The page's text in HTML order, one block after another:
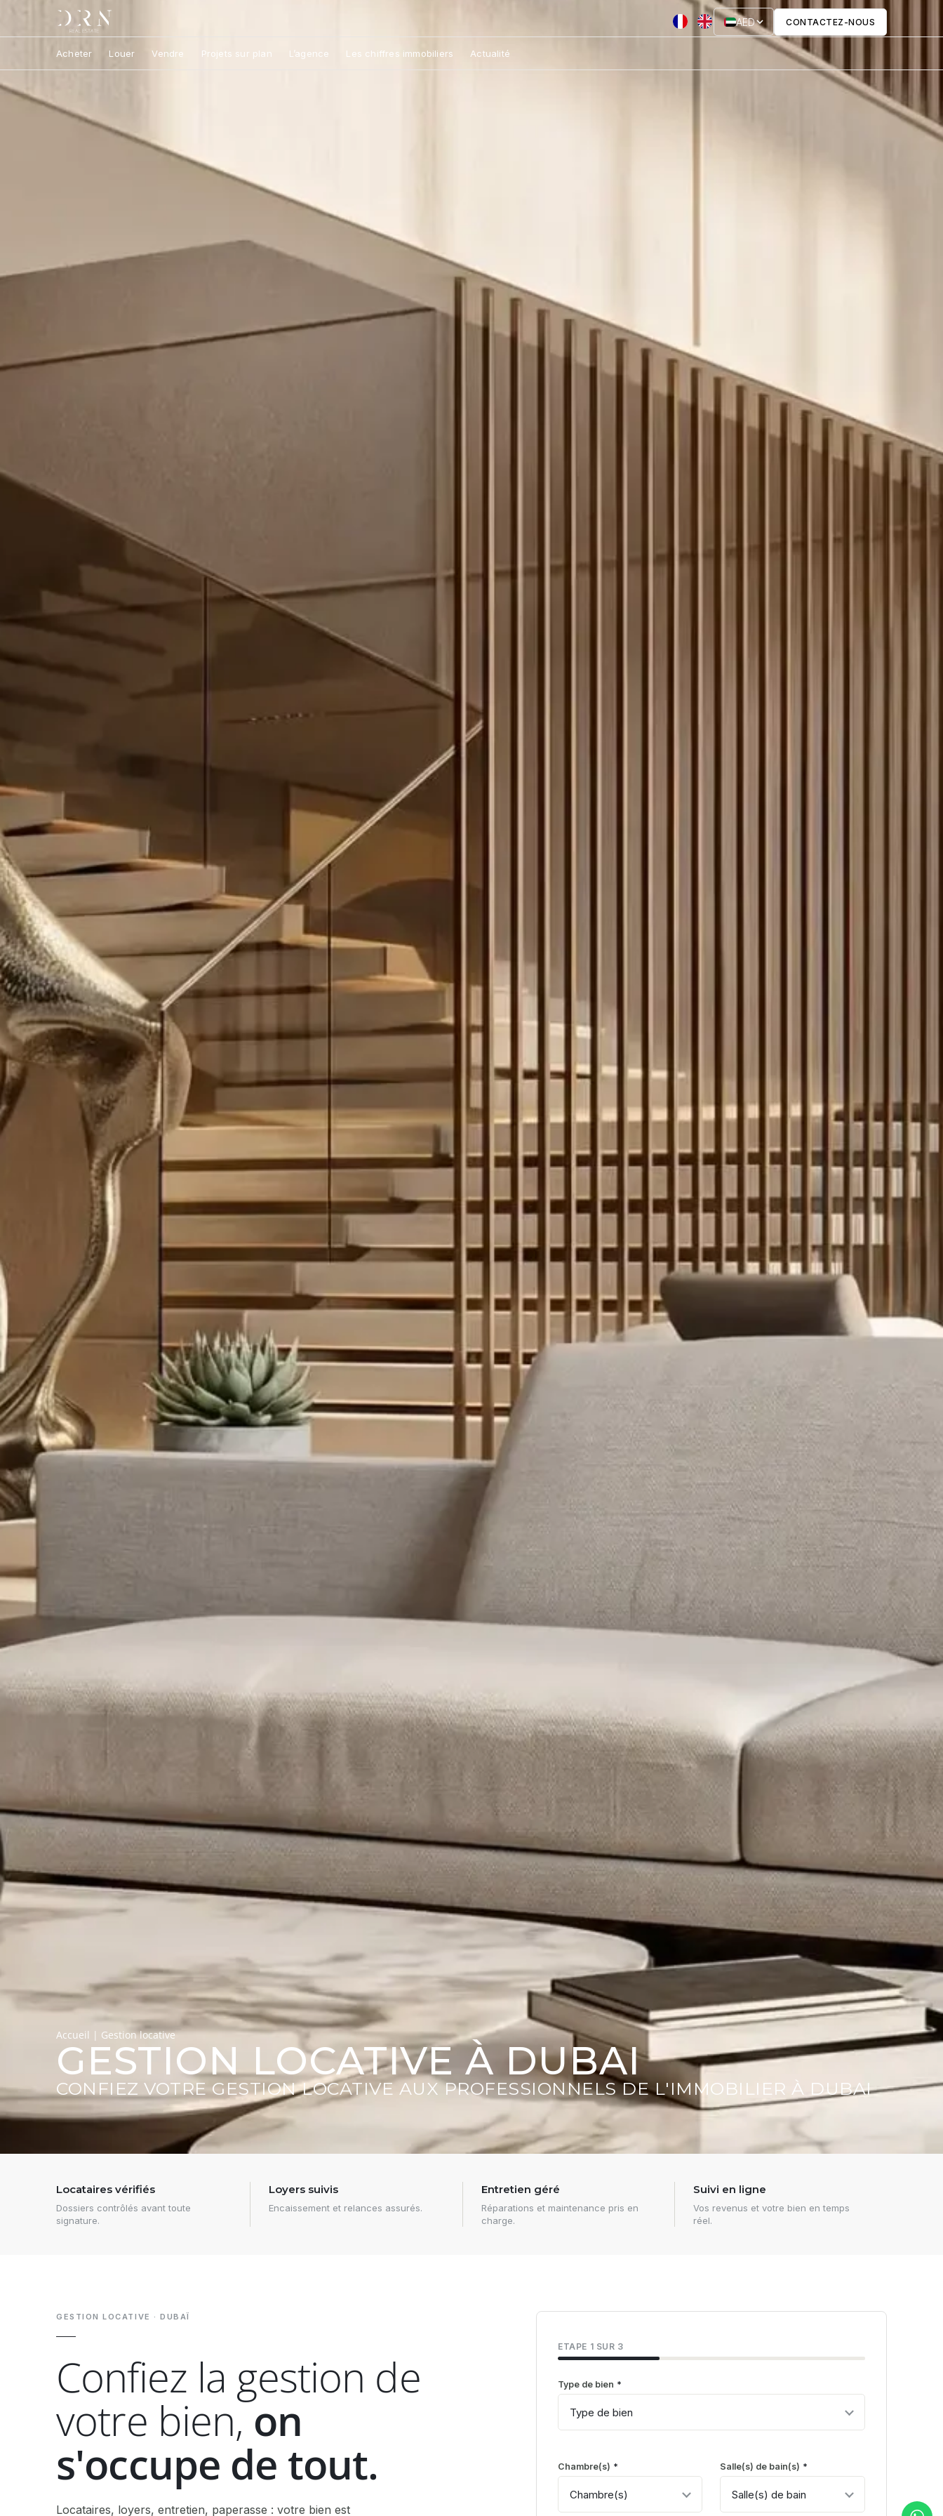
AED CONTACTEZ-NOUS
Acheter Louer Vendre Projets sur plan L’agence Les chiffres immobiliers Actualité
Accueil | Gestion locative
GESTION LOCATIVE À DUBAI
CONFIEZ VOTRE GESTION LOCATIVE AUX PROFESSIONNELS DE L'IMMOBILIER À DUBAI
Locataires vérifiés
Dossiers contrôlés avant toute
signature.
Loyers suivis
Encaissement et relances assurés.
Entretien géré
Réparations et maintenance pris en
charge.
Suivi en ligne
Vos revenus et votre bien en temps
réel.
GESTION LOCATIVE · DUBAÏ
Confiez la gestion de
votre bien,on
s'occupe de tout.
Locataires, loyers, entretien, paperasse : votre bien est
ÉTAPE 1 SUR 3
Type de bien *
Chambre(s) * Salle(s) de bain(s) *
Quartier *
Adresse de la location
lastname *
E-mail * Téléphone *
États-Unis +1